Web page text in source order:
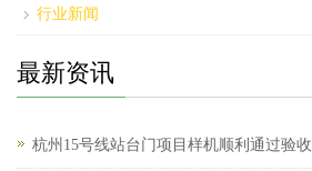
行业新闻
最新资讯
杭州15号线站台门项目样机顺利通过验收